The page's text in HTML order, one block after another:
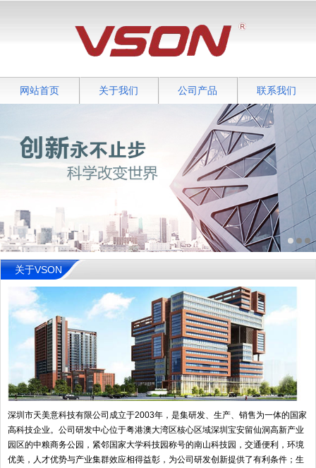
网站首页 关于我们 公司产品 联系我们
关于VSON
深圳市天美意科技有限公司成立于2003年，是集研发、生产、销售为一体的国家
高科技企业。公司研发中心位于粤港澳大湾区核心区域深圳宝安留仙洞高新产业
园区的中粮商务公园，紧邻国家大学科技园称号的南山科技园，交通便利，环境
优美，人才优势与产业集群效应相得益彰，为公司研发创新提供了有利条件；生